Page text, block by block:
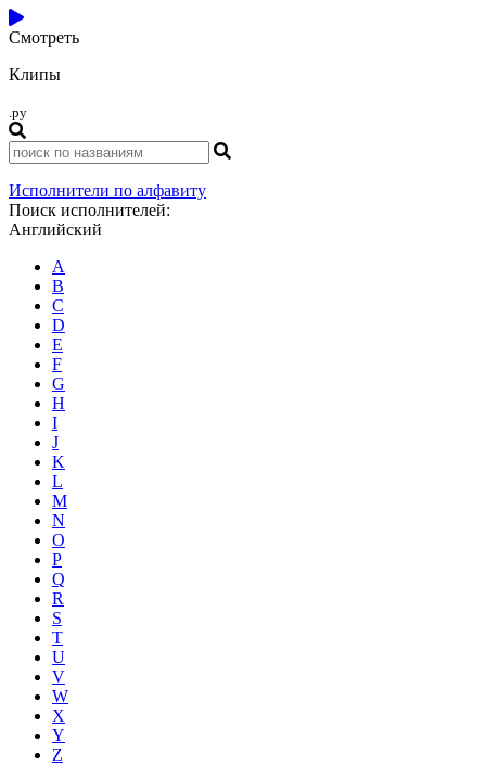
Смотреть
Клипы
.ру
Исполнители по алфавиту
Поиск исполнителей:
Английский
A
B
C
D
E
F
G
H
I
J
K
L
M
N
O
P
Q
R
S
T
U
V
W
X
Y
Z